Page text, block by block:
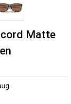
Matte